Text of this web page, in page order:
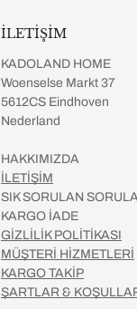
İLETİŞİM
KADOLAND HOME
Woenselse Markt 37
5612CS Eindhoven
Nederland
HAKKIMIZDA
İLETİŞİM
SIK SORULAN
KARGO İADE
GİZLİLİK POLİTİKASI
MÜŞTERİ HİZMETLERİ
KARGO TAKİP
ŞARTLAR &